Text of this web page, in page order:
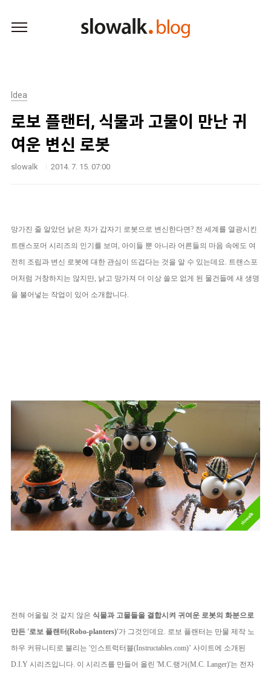
Idea
로보 플랜터, 식물과 고물이 만난 귀
여운 변신 로봇
slowalk 2014. 7. 15. 07:00
망가진 줄 알았던 낡은 차가 갑자기 로봇으로 변신한다면? 전 세계를 열광시킨
트랜스포머 시리즈의 인기를 보며, 아이들 뿐 아니라 어른들의 마음 속에도 여
전히 조립과 변신 로봇에 대한 관심이 뜨겁다는 것을 알 수 있는데요. 트랜스포
머처럼 거창하지는 않지만, 낡고 망가져 더 이상 쓸모 없게 된 물건들에 새 생명
을 불어넣는 작업이 있어 소개합니다.
전혀 어울릴 것 같지 않은 식물과 고물들을 결합시켜 귀여운 로봇의 화분으로
만든 '로보 플랜터(Robo-planters)'가 그것인데요. 로보 플랜터는 만물 제작 노
하우 커뮤니티로 불리는 '인스트럭터블(Instructables.com)’ 사이트에 소개된
D.I.Y 시리즈입니다. 이 시리즈를 만들어 올린 'M.C.랭거(M.C. Langer)'는 전자